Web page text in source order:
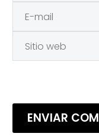
ENVIAR